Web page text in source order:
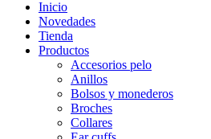
Inicio
Novedades
Tienda
Productos
Accesorios pelo
Anillos
Bolsos y monederos
Broches
Collares